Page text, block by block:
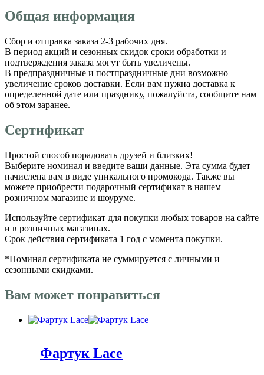
Общая информация
Сбор и отправка заказа 2-3 рабочих дня.
В период акций и сезонных скидок сроки обработки и
подтверждения заказа могут быть увеличены.
В предпраздничные и постпраздничные дни возможно
увеличение сроков доставки. Если вам нужна доставка к
определенной дате или празднику, пожалуйста, сообщите нам
об этом заранее.
Сертификат
Простой способ порадовать друзей и близких!
Выберите номинал и введите ваши данные. Эта сумма будет
начислена вам в виде уникального промокода. Также вы
можете приобрести подарочный сертификат в нашем
розничном магазине и шоуруме.
Используйте сертификат для покупки любых товаров на сайте
и в розничных магазинах.
Срок действия сертификата 1 год с момента покупки.
*Номинал сертификата не суммируется с личными и
сезонными скидками.
Вам может понравиться
Фартук Lace